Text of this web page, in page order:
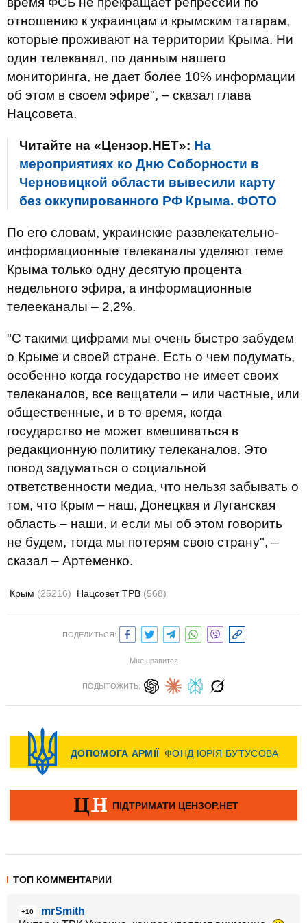
отношению к украинцам и крымским татарам,
которые проживают на территории Крыма. Ни
один телеканал, по данным нашего
мониторинга, не дает более 10% информации
об этом в своем эфире", – сказал глава
Нацсовета.
Читайте на «Цензор.НЕТ»: На
мероприятиях ко Дню Соборности в
Черновицкой области вывесили карту
без оккупированного РФ Крыма. ФОТО
По его словам, украинские развлекательно-
информационные телеканалы уделяют теме
Крыма только одну десятую процента
недельного эфира, а информационные
телееканалы – 2,2%.
"С такими цифрами мы очень быстро забудем
о Крыме и своей стране. Есть о чем подумать,
особенно когда государство не имеет своих
телеканалов, все вещатели – или частные, или
общественные, и в то время, когда
государство не может вмешиваться в
редакционную политику телеканалов. Это
повод задуматься о социальной
ответственности медиа, что нельзя забывать о
том, что Крым – наш, Донецкая и Луганская
область – наши, и если мы об этом говорить
не будем, тогда мы потерям свою страну", –
сказал – Артеменко.
Крым (25216) Нацсовет ТРВ (568)
ПОДЕЛИТЬСЯ:
Мне нравится
ПОДЫТОЖИТЬ:
ТОП КОММЕНТАРИИ
+10
mrSmith